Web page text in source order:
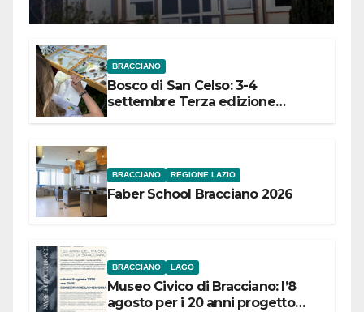
Meridionale
BRACCIANO
Bosco di San Celso: 3-4
settembre Terza edizione
BRACCIANO REGIONE LAZIO
Faber School Bracciano 2026
BRACCIANO LAGO
Museo Civico di Bracciano: l’8
agosto per i 20 anni progetto